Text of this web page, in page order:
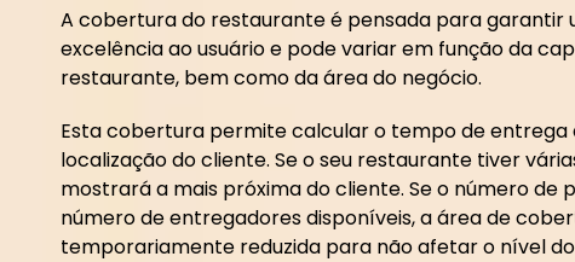
A cobertura do restaurante é pensada para garantir
excelência ao usuário e pode variar em função da
restaurante, bem como da área do negócio.
Esta cobertura permite calcular o tempo de entrega
localização do cliente. Se o seu restaurante tiver
mostrará a mais próxima do cliente. Se o número de
número de entregadores disponíveis, a área de
temporariamente reduzida para não afetar o nível